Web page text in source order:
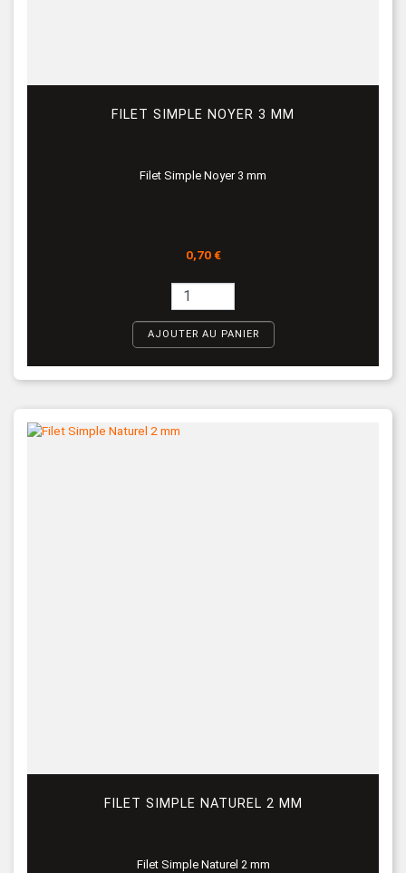
FILET SIMPLE NOYER 3 MM
Filet Simple Noyer 3 mm
Prix
0,70 €
AJOUTER AU PANIER
FILET SIMPLE NATUREL 2 MM
Filet Simple Naturel 2 mm